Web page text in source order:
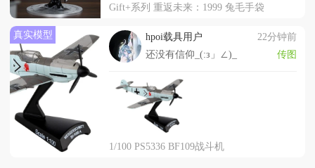
Gift+系列 重返未来：1999 兔毛手袋
真实模型 hpoi载具用户
22分钟前
还没有信仰_(:з」∠)_
传图
1/100 PS5336 BF109战斗机